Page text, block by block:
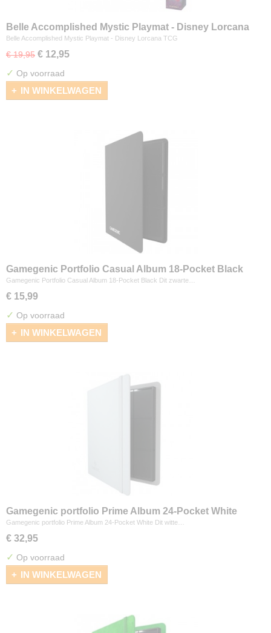
Belle Accomplished Mystic Playmat - Disney Lorcana
TCG
Belle Accomplished Mystic Playmat - Disney Lorcana TCG
€ 19,95 € 12,95
✓ Op voorraad
IN WINKELWAGEN
Gamegenic Portfolio Casual Album 18-Pocket Black
Gamegenic Portfolio Casual Album 18-Pocket Black Dit zwarte…
€ 15,99
✓ Op voorraad
IN WINKELWAGEN
Gamegenic portfolio Prime Album 24-Pocket White
Gamegenic portfolio Prime Album 24-Pocket White Dit witte…
€ 32,95
✓ Op voorraad
IN WINKELWAGEN